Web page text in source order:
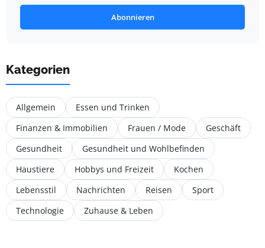
Abonnieren
Kategorien
Allgemein
Essen und Trinken
Finanzen & Immobilien
Frauen / Mode
Geschäft
Gesundheit
Gesundheit und Wohlbefinden
Haustiere
Hobbys und Freizeit
Kochen
Lebensstil
Nachrichten Reisen
Sport
Technologie
Zuhause & Leben